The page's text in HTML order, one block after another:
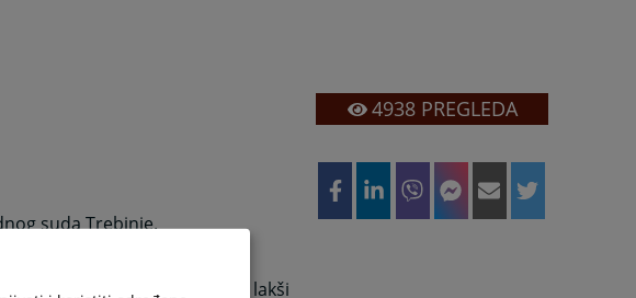
suda Trebinje.
našeg suda i omogućiti vam lakši
4938PREGLEDA